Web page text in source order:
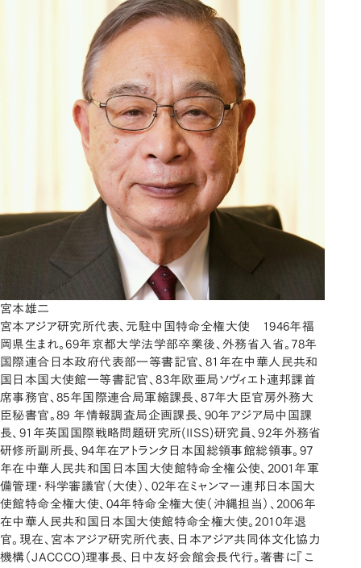
宮本雄二
宮本アジア研究所代表、元駐中国特命全権大使 1946年福
岡県生まれ。69年京都大学法学部卒業後、外務省入省。78年
国際連合日本政府代表部一等書記官、81年在中華人民共和
国日本国大使館一等書記官、83年欧亜局ソヴィエト連邦課首
席事務官、85年国際連合局軍縮課長、87年大臣官房外務大
臣秘書官。89 年情報調査局企画課長、90年アジア局中国課
長、91年英国国際戦略問題研究所(IISS)研究員、92年外務省
研修所副所長、94年在アトランタ日本国総領事館総領事。97
年在中華人民共和国日本国大使館特命全権公使、2001年軍
備管理・科学審議官（大使）、02年在ミャンマー連邦日本国大
使館特命全権大使、04年特命全権大使（沖縄担当）、2006年
在中華人民共和国日本国大使館特命全権大使。2010年退
官。現在、宮本アジア研究所代表、日本アジア共同体文化協力
機構（JACCCO)理事長、日中友好会館会長代行。著書に『こ